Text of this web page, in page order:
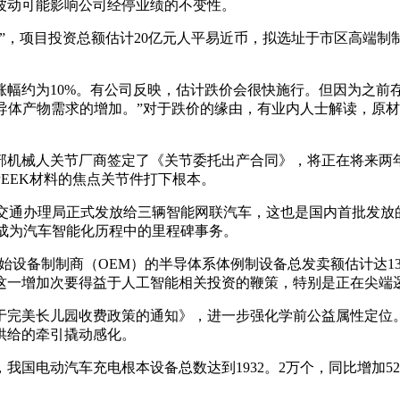
可能影响公司经停业绩的不变性。
目投资总额估计20亿元人平易近币，拟选址于市区高端制
为10%。有公司反映，估计跌价会很快施行。但因为之前
产物需求的增加。”对于跌价的缘由，有业内人士解读，原
人关节厂商签定了《关节委托出产合同》，将正在将来两
材料的焦点关节件打下根本。
理局正式发放给三辆智能网联汽车，这也是国内首批发放
汽车智能化历程中的里程碑事务。
制制商（OEM）的半导体系体例制设备总发卖额估计达
一增加次要得益于人工智能相关投资的鞭策，特别是正在尖
长儿园收费政策的通知》，进一步强化学前公益属性定位
的牵引撬动感化。
电动汽车充电根本设备总数达到1932。2万个，同比增加